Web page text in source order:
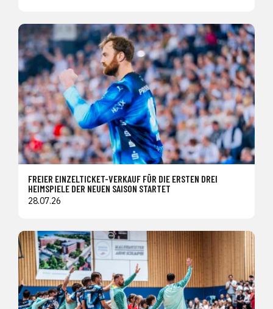
FREIER EINZELTICKET-VERKAUF FÜR DIE ERSTEN DREI
HEIMSPIELE DER NEUEN SAISON STARTET
28.07.26